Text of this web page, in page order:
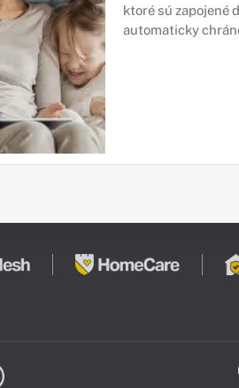
ktoré sú zapojené
automaticky